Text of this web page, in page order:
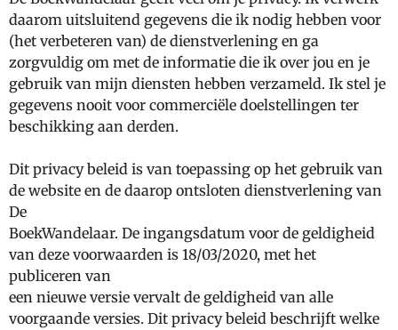
daarom uitsluitend gegevens die ik nodig hebben voor
(het verbeteren van) de dienstverlening en ga
zorgvuldig om met de informatie die ik over jou en je
gebruik van mijn diensten hebben verzameld. Ik stel je
gegevens nooit voor commerciële doelstellingen ter
beschikking aan derden.
Dit privacy beleid is van toepassing op het gebruik van
de website en de daarop ontsloten dienstverlening van
De
BoekWandelaar. De ingangsdatum voor de geldigheid
van deze voorwaarden is 18/03/2020, met het
publiceren van
een nieuwe versie vervalt de geldigheid van alle
voorgaande versies. Dit privacy beleid beschrijft welke